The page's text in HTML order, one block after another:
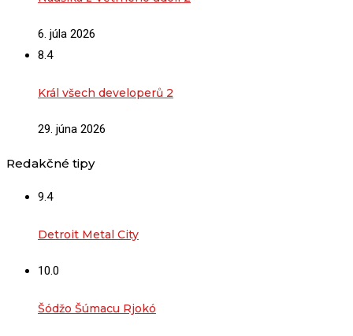
6. júla 2026
8.4
Král všech developerů 2
29. júna 2026
Redakčné tipy
9.4
Detroit Metal City
10.0
Šódžo Šúmacu Rjokó